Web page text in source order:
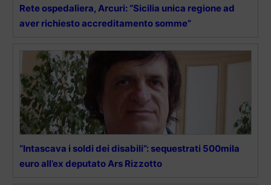
Rete ospedaliera, Arcuri: “Sicilia unica regione ad
aver richiesto accreditamento somme”
“Intascava i soldi dei disabili”: sequestrati 500mila
euro all’ex deputato Ars Rizzotto